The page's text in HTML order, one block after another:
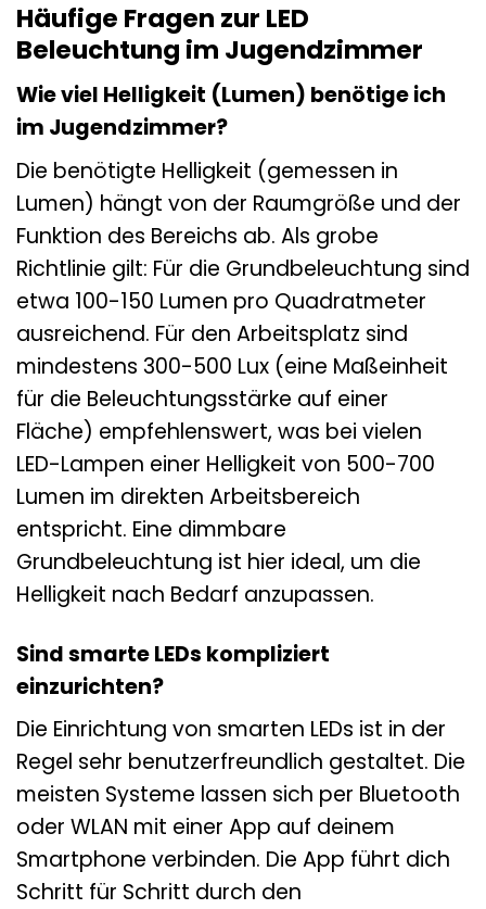
Häufige Fragen zur LED
Beleuchtung im Jugendzimmer
Wie viel Helligkeit (Lumen) benötige ich
im Jugendzimmer?
Die benötigte Helligkeit (gemessen in
Lumen) hängt von der Raumgröße und der
Funktion des Bereichs ab. Als grobe
Richtlinie gilt: Für die Grundbeleuchtung sind
etwa 100-150 Lumen pro Quadratmeter
ausreichend. Für den Arbeitsplatz sind
mindestens 300-500 Lux (eine Maßeinheit
für die Beleuchtungsstärke auf einer
Fläche) empfehlenswert, was bei vielen
LED-Lampen einer Helligkeit von 500-700
Lumen im direkten Arbeitsbereich
entspricht. Eine dimmbare
Grundbeleuchtung ist hier ideal, um die
Helligkeit nach Bedarf anzupassen.
Sind smarte LEDs kompliziert
einzurichten?
Die Einrichtung von smarten LEDs ist in der
Regel sehr benutzerfreundlich gestaltet. Die
meisten Systeme lassen sich per Bluetooth
oder WLAN mit einer App auf deinem
Smartphone verbinden. Die App führt dich
Schritt für Schritt durch den